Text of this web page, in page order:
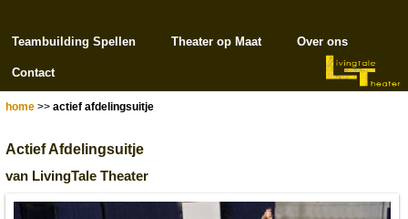
Teambuilding Spellen Theater op Maat Over ons
Contact
home >> actief afdelingsuitje
Actief Afdelingsuitje
van LivingTale Theater